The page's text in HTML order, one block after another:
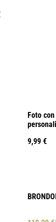
Foto
9,99 €
%